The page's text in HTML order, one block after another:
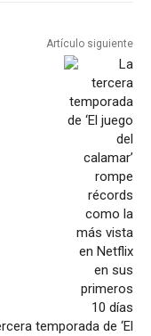
Artículo siguiente
temporada de ‘El